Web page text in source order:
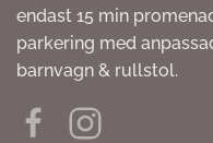
endast 15 min
parkering med
barnvagn & rullstol.